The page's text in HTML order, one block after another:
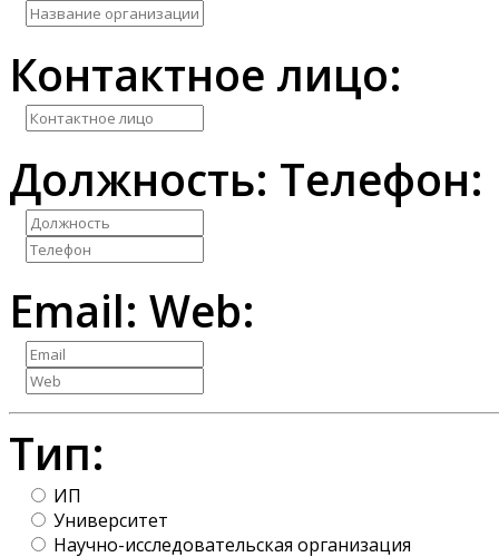
Контактное лицо:
Должность: Телефон:
Email: Web:
Тип:
ИП
Университет
Научно-исследовательская организация